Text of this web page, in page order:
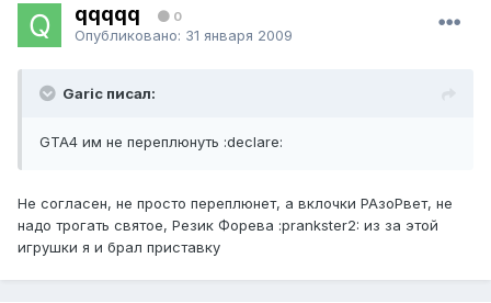
qqqqq 0
Опубликовано: 31 января 2009
Garic писал:
GTA4 им не переплюнуть :declare:
Не согласен, не просто переплюнет, а вклочки РАзоРвет, не
надо трогать святое, Резик Форева :prankster2: из за этой
игрушки я и брал приставку